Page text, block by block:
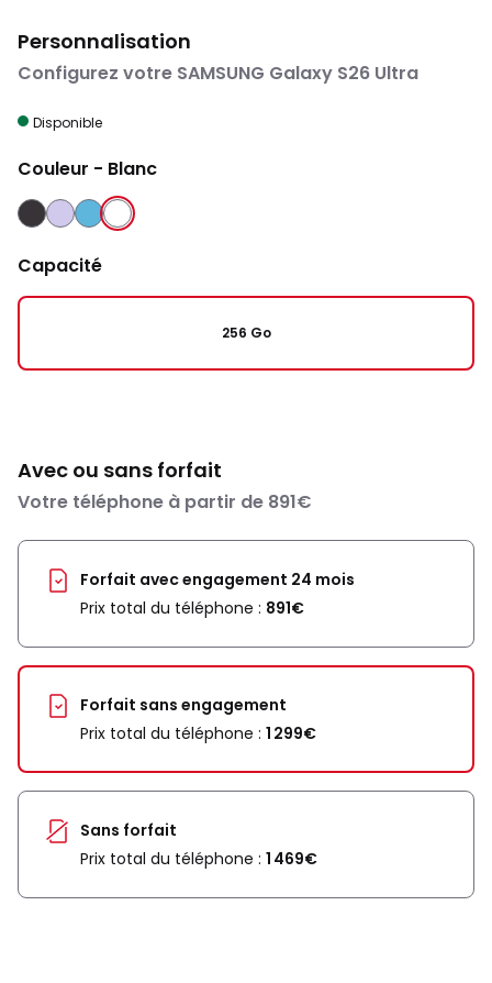
Personnalisation
Configurez votre SAMSUNG Galaxy S26 Ultra
Disponible
Couleur - Blanc
NOIR VIOLET BLEU BLANC
Capacité
256 Go
Avec ou sans forfait
Votre téléphone à partir de 891€
Forfait avec engagement 24 mois
Prix total du téléphone : 891€
Forfait sans engagement
Prix total du téléphone : 1 299€
Sans forfait
Prix total du téléphone : 1 469€